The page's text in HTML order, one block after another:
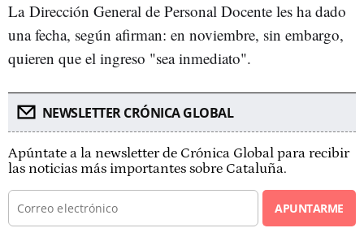
La Dirección General de Personal Docente les ha dado
una fecha, según afirman: en noviembre, sin embargo,
quieren que el ingreso "sea inmediato".
NEWSLETTER CRÓNICA GLOBAL
Apúntate a la newsletter de Crónica Global para recibir
las noticias más importantes sobre Cataluña.
APUNTARME